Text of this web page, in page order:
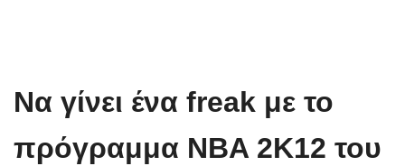
Να γίνει ένα freak με το
πρόγραμμα NBA 2K12 του